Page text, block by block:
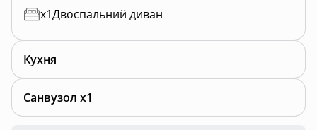
x1Двоспальний диван
Кухня
Санвузол x1